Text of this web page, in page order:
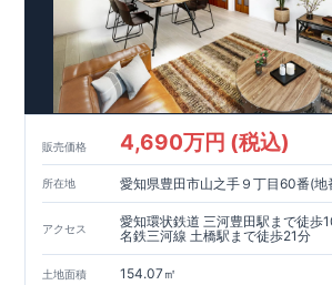
建築基準法で定められた、｢数百年に一度発
て、倒壊、崩壊しない。｣という基準から、
力を達成しています。
【住宅性能評価ダブル取得】
・設計住宅性能評価：建物設計段階で、国
が評価しています。
・建設住宅性能評価：評価を受けた図面通
か、建設までに、計4回のチェックが行われ
図面や書類上だけでなく、現場の施工状況
質を保証しています。
【長期優良住宅】
・東栄住宅は国が定める全7つの技術基準を
長期優良住宅とは、｢良い家を作って、きち
長く大切に使う｣ことを目的とした認定制度
販売価格 4,690万円 (税込)
所在地 愛知県豊田市山之手９丁目60番(地
アクセス
愛知環状鉄道 三河豊田駅まで徒歩
名鉄三河線 土橋駅まで徒歩21分
土地面積 154.07㎡